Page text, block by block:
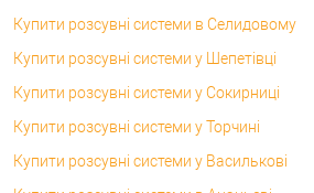
Купити розсувні системи в Селидовому
Купити розсувні системи у Шепетівці
Купити розсувні системи у Сокирниці
Купити розсувні системи у Торчині
Купити розсувні системи у Василькові